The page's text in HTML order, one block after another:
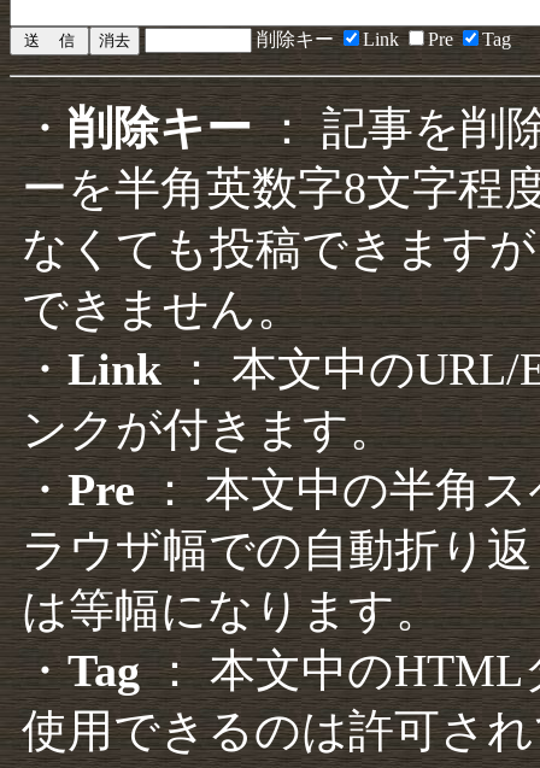
削除キー Link Pre Tag
・削除キー： 記事を削
ーを半角英数字8文字程
なくても投稿できます
できません。
・Link： 本文中のURL/
ンクが付きます。
・Pre： 本文中の半角
ラウザ幅での自動折り
は等幅になります。
・Tag： 本文中のHTML
使用できるのは許可さ